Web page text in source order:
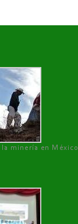
minería en México